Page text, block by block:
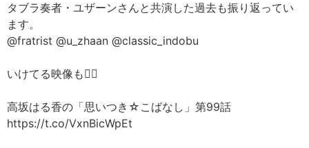
タブラ奏者・ユザーンさんと共演した過去も振り返ってい
ます。
@fratrist @u_zhaan @classic_indobu
いけてる映像も👍🏻
高坂はる香の「思いつき☆こばなし」第99話
https://t.co/VxnBicWpEt